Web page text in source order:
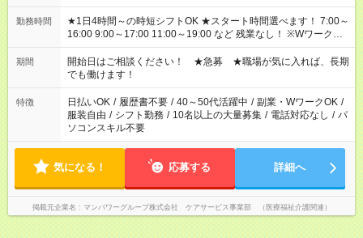
勤務時間
★1日4時間～の時短シフトOK ★スタート時間選べます！ 7:00～
16:00 9:00～17:00 11:00～19:00 など 残業なし！ ※Wワークの
場合、他のお仕事と合わせ週40時間超の就業はご案内できませ
ん ※法令に基づき、週20時間以上勤務は社会保険への加入対象
となります ※労働者派遣法（日雇い派遣の原則禁止）により、
短時間・短期間の就業はご案内が難しい場合があります
期間
開始日はご相談ください！ ★急募 ★職場が気に入れば、長期
でも働けます！
特徴 日払いOK / 履歴書不要 / 40～50代活躍中 / 副業・WワークOK /
服装自由 / シフト勤務 / 10名以上の大量募集 / 電話対応なし / パ
ソコンスキル不要
気になる！ 応募する 詳細へ
掲載元企業名 マンパワーグループ株式会社 ケアサービス事業部 （医療福祉介護関連）